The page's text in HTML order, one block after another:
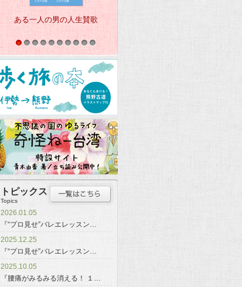
ある一人の男の人生賛歌
1 2 6 7 10
トピックス
Topics
2026.01.05
『“プロ見せ”バレエレッスン…
2025.12.25
『“プロ見せ”バレエレッスン…
2025.10.05
『腰痛がみるみる消える！ １…